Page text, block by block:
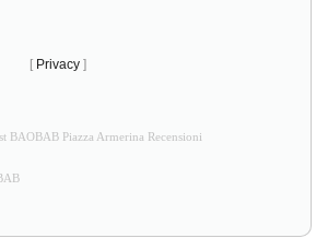
[ Privacy ]
BAOBAB Piazza Armerina Recensioni